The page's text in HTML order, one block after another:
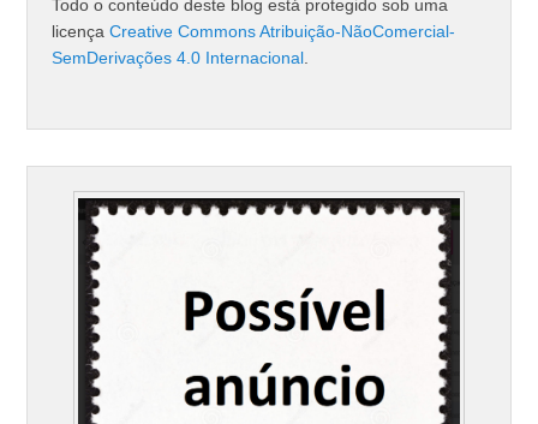
Todo o conteúdo deste blog está protegido sob uma
licençaCreative Commons Atribuição-NãoComercial-
SemDerivações 4.0 Internacional